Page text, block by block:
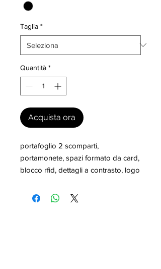
Taglia *
Quantità *
Acquista ora
portafoglio 2 scomparti,
portamonete, spazi formato da card,
blocco rfid, dettagli a contrasto, logo